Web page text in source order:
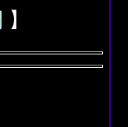
】